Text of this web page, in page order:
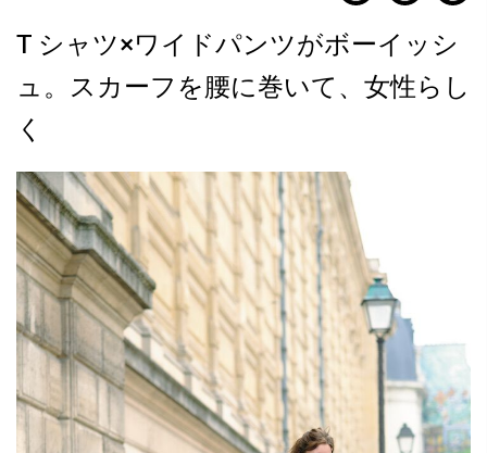
T シャツ×ワイドパンツがボーイッシ
ュ。スカーフを腰に巻いて、女性らし
く